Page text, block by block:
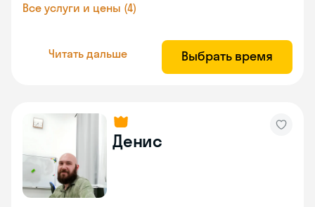
Все услуги и цены (4)
Читать дальше Выбрать время
Денис